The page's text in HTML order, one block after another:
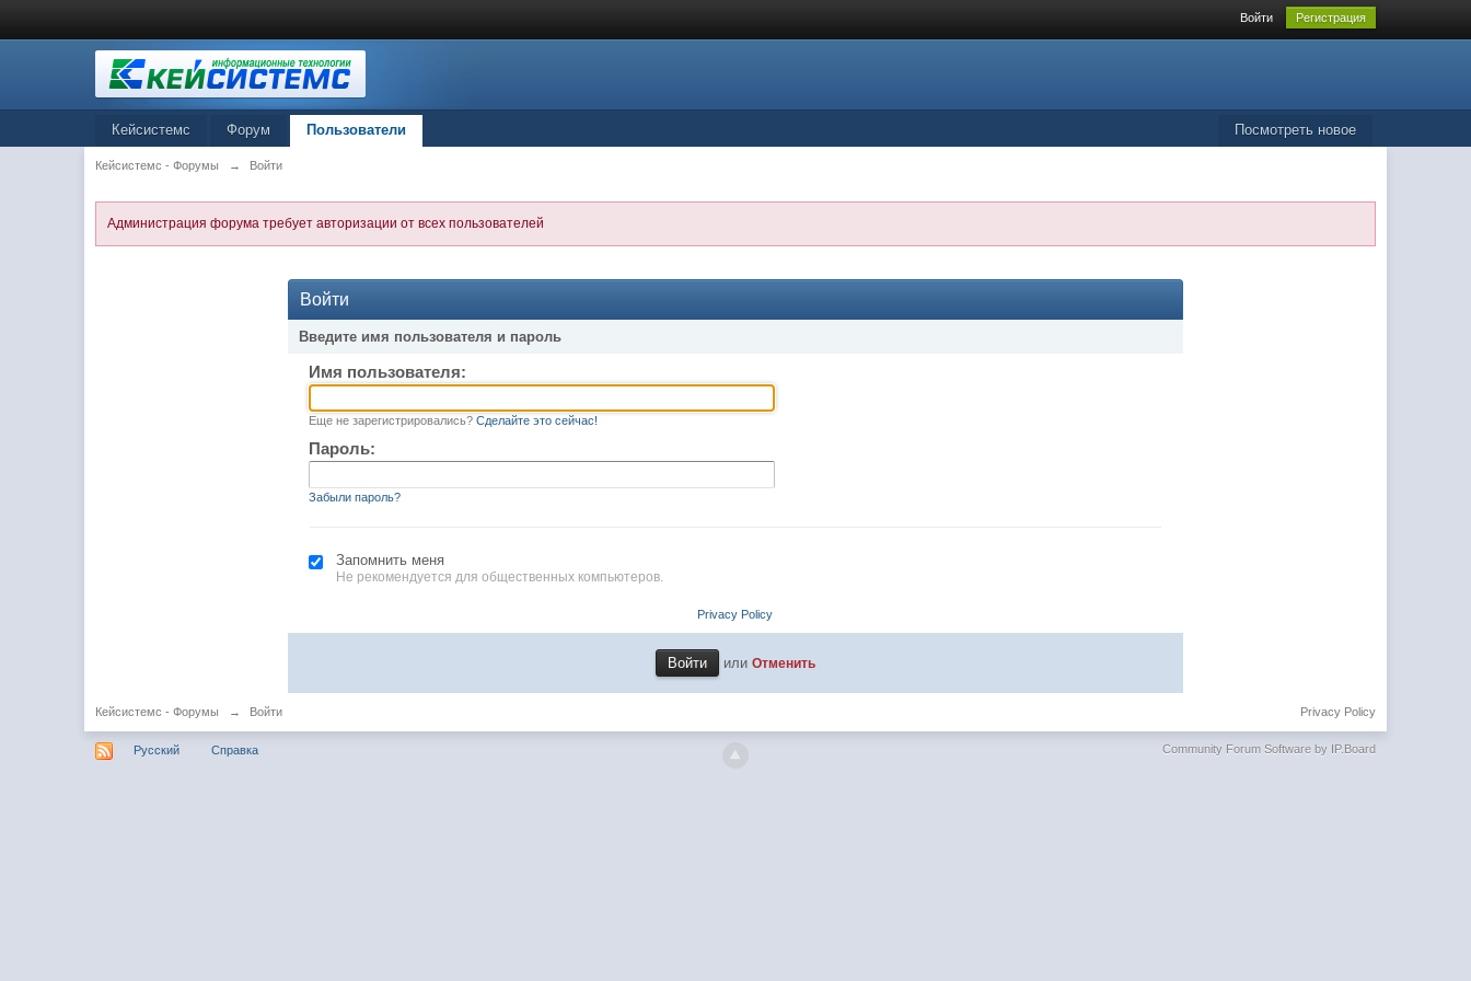
Войти Регистрация
Посмотреть новое
Кейсистемс Форум Пользователи
Кейсистемс - Форумы → Войти
Администрация форума требует авторизации от всех пользователей
Войти
Введите имя пользователя и пароль
Имя пользователя:
Еще не зарегистрировались? Сделайте это сейчас!
Пароль:
Забыли пароль?
Запомнить меня
Не рекомендуется для общественных компьютеров.
Privacy Policy
или Отменить
Кейсистемс - Форумы → Войти Privacy Policy
Русский Справка Community Forum Software by IP.Board